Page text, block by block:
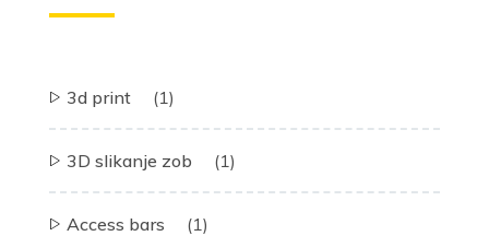
3d print (1)
3D slikanje zob (1)
Access bars (1)